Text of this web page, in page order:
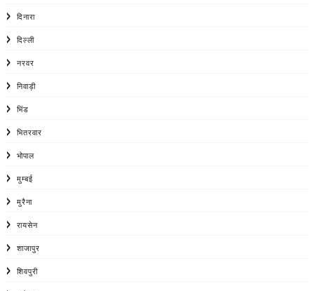
दिनारा
दिल्ली
नरवर
निवाड़ी
भिंड
भितरवार
भोपाल
मुम्बई
मुरैना
रायसेन
शाजापुर
शिवपुरी